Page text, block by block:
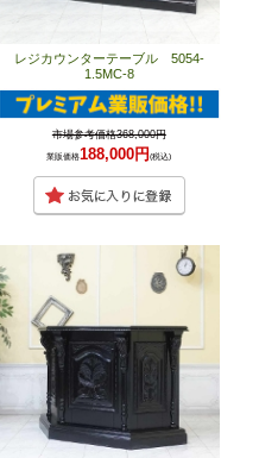
レジカウンターテーブル 5054-
1.5MC-8
市場参考価格368,000円
業販価格188,000円(税込)